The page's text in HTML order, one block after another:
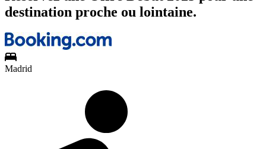
destination proche ou lointaine.
Madrid